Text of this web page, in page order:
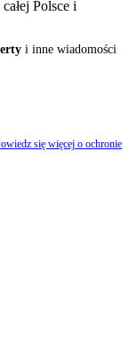
Polsce i
i inne wiadomości
się więcej o ochronie